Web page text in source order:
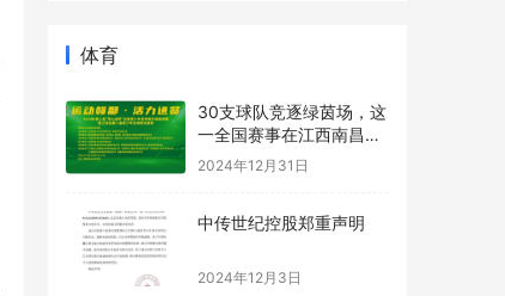
贤县开赛
2024年12月31日